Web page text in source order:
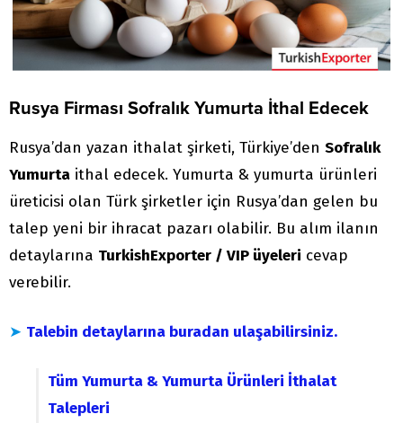
Rusya Firması Sofralık Yumurta İthal Edecek
Rusya’dan yazan ithalat şirketi, Türkiye’den Sofralık
Yumurta ithal edecek. Yumurta & yumurta ürünleri
üreticisi olan Türk şirketler için Rusya’dan gelen bu
talep yeni bir ihracat pazarı olabilir. Bu alım ilanın
detaylarına TurkishExporter / VIP üyeleri cevap
verebilir.
➤ Talebin detaylarına buradan ulaşabilirsiniz.
Tüm Yumurta & Yumurta Ürünleri İthalat
Talepleri